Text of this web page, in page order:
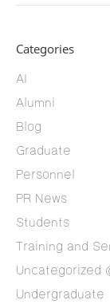
Categories
AI
Alumni
Blog
Graduate
Personnel
PR News
Students
Training and
Uncategorized
Undergraduate